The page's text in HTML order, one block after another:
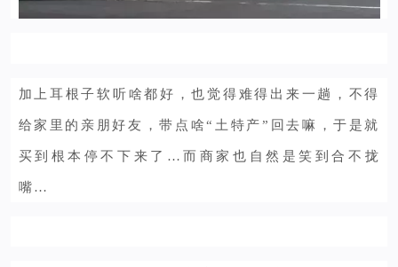
加上耳根子软听啥都好，也觉得难得出来一趟，不得
给家里的亲朋好友，带点啥“土特产”回去嘛，于是就
买到根本停不下来了…而商家也自然是笑到合不拢
嘴…